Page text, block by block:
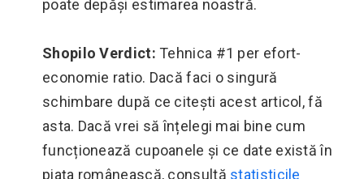
poate depăși estimarea noastră.
Shopilo Verdict: Tehnica #1 per efort-
economie ratio. Dacă faci o singură
schimbare după ce citești acest articol, fă
asta. Dacă vrei să înțelegi mai bine cum
funcționează cupoanele și ce date există în
piața românească, consultă statisticile